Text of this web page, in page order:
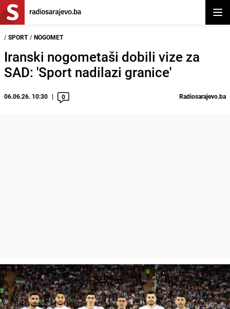
/ SPORT / NOGOMET
Iranski nogometaši dobili vize za
SAD: 'Sport nadilazi granice'
06.06.26. 10:30 0 Radiosarajevo.ba